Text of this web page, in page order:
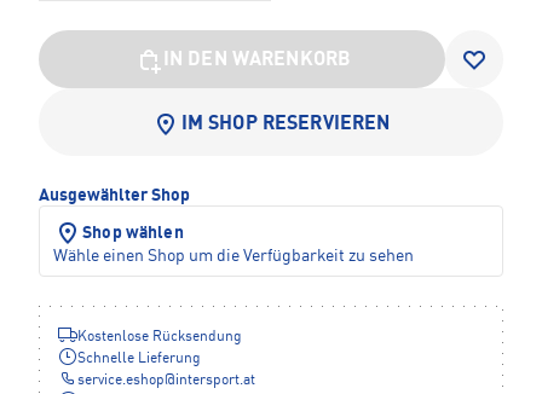
IN DEN WARENKORB
IM SHOP RESERVIEREN
Ausgewählter Shop
Shop wählen
Wähle einen Shop um die Verfügbarkeit zu sehen
Kostenlose Rücksendung
Schnelle Lieferung
service.eshop@intersport.at